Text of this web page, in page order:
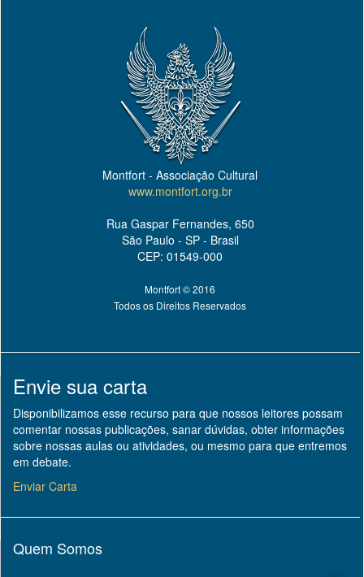
Montfort - Associação Cultural
www.montfort.org.br
Rua Gaspar Fernandes, 650
São Paulo - SP - Brasil
CEP: 01549-000
Montfort © 2016
Todos os Direitos Reservados
Envie sua carta
Disponibilizamos esse recurso para que nossos leitores possam
comentar nossas publicações, sanar dúvidas, obter informações
sobre nossas aulas ou atividades, ou mesmo para que entremos
em debate.
Enviar Carta
Quem Somos